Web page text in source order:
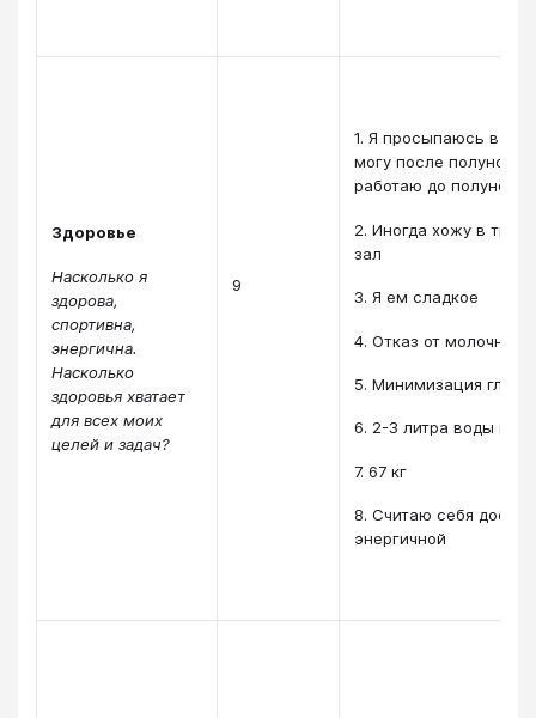
Здоровье
Насколько я
здорова,
спортивна,
энергична.
Насколько
здоровья хватает
для всех моих
целей и задач?
9
1. Я просыпаюсь в 7-
могу после полуночи.
работаю до полуночи
2. Иногда хожу в
зал
3. Я ем сладкое
4. Отказ от молочного
5. Минимизация
6. 2-3 литра воды в
7. 67 кг
8. Считаю себя
энергичной